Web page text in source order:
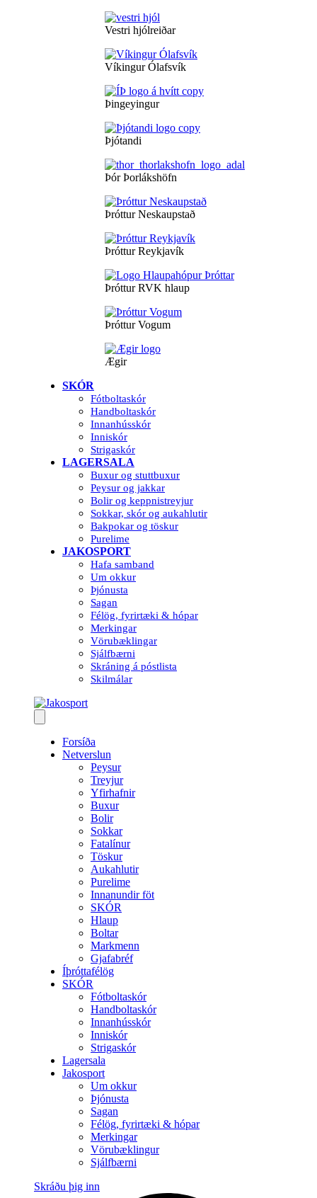
Vestri hjólreiðar
Víkingur Ólafsvík
Þingeyingur
Þjótandi
Þór Þorlákshöfn
Þróttur Neskaupstað
Þróttur Reykjavík
Þróttur RVK hlaup
Þróttur Vogum
Ægir
SKÓR
Fótboltaskór
Handboltaskór
Innanhússkór
Inniskór
Strigaskór
LAGERSALA
Buxur og stuttbuxur
Peysur og jakkar
Bolir og keppnistreyjur
Sokkar, skór og aukahlutir
Bakpokar og töskur
Purelime
JAKOSPORT
Hafa samband
Um okkur
Þjónusta
Sagan
Félög, fyrirtæki & hópar
Merkingar
Vörubæklingar
Sjálfbærni
Skráning á póstlista
Skilmálar
Forsíða
Netverslun
Peysur
Treyjur
Yfirhafnir
Buxur
Bolir
Sokkar
Fatalínur
Töskur
Aukahlutir
Purelime
Innanundir föt
SKÓR
Hlaup
Boltar
Markmenn
Gjafabréf
Íþróttafélög
SKÓR
Fótboltaskór
Handboltaskór
Innanhússkór
Inniskór
Strigaskór
Lagersala
Jakosport
Um okkur
Þjónusta
Sagan
Félög, fyrirtæki & hópar
Merkingar
Vörubæklingur
Sjálfbærni
Skráðu þig inn